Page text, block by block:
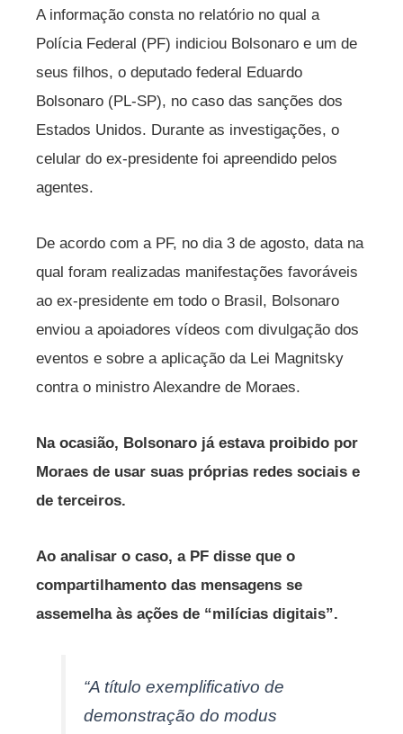
A informação consta no relatório no qual a
Polícia Federal (PF) indiciou Bolsonaro e um de
seus filhos, o deputado federal Eduardo
Bolsonaro (PL-SP), no caso das sanções dos
Estados Unidos. Durante as investigações, o
celular do ex-presidente foi apreendido pelos
agentes.
De acordo com a PF, no dia 3 de agosto, data na
qual foram realizadas manifestações favoráveis
ao ex-presidente em todo o Brasil, Bolsonaro
enviou a apoiadores vídeos com divulgação dos
eventos e sobre a aplicação da Lei Magnitsky
contra o ministro Alexandre de Moraes.
Na ocasião, Bolsonaro já estava proibido por
Moraes de usar suas próprias redes sociais e
de terceiros.
Ao analisar o caso, a PF disse que o
compartilhamento das mensagens se
assemelha às ações de “milícias digitais”.
“A título exemplificativo de
demonstração do modus